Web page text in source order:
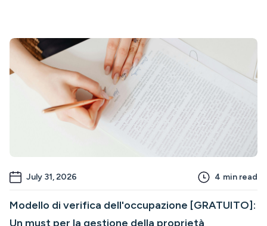
July 31, 2026 4 min read
Modello di verifica dell'occupazione [GRATUITO]:
Un must per la gestione della proprietà